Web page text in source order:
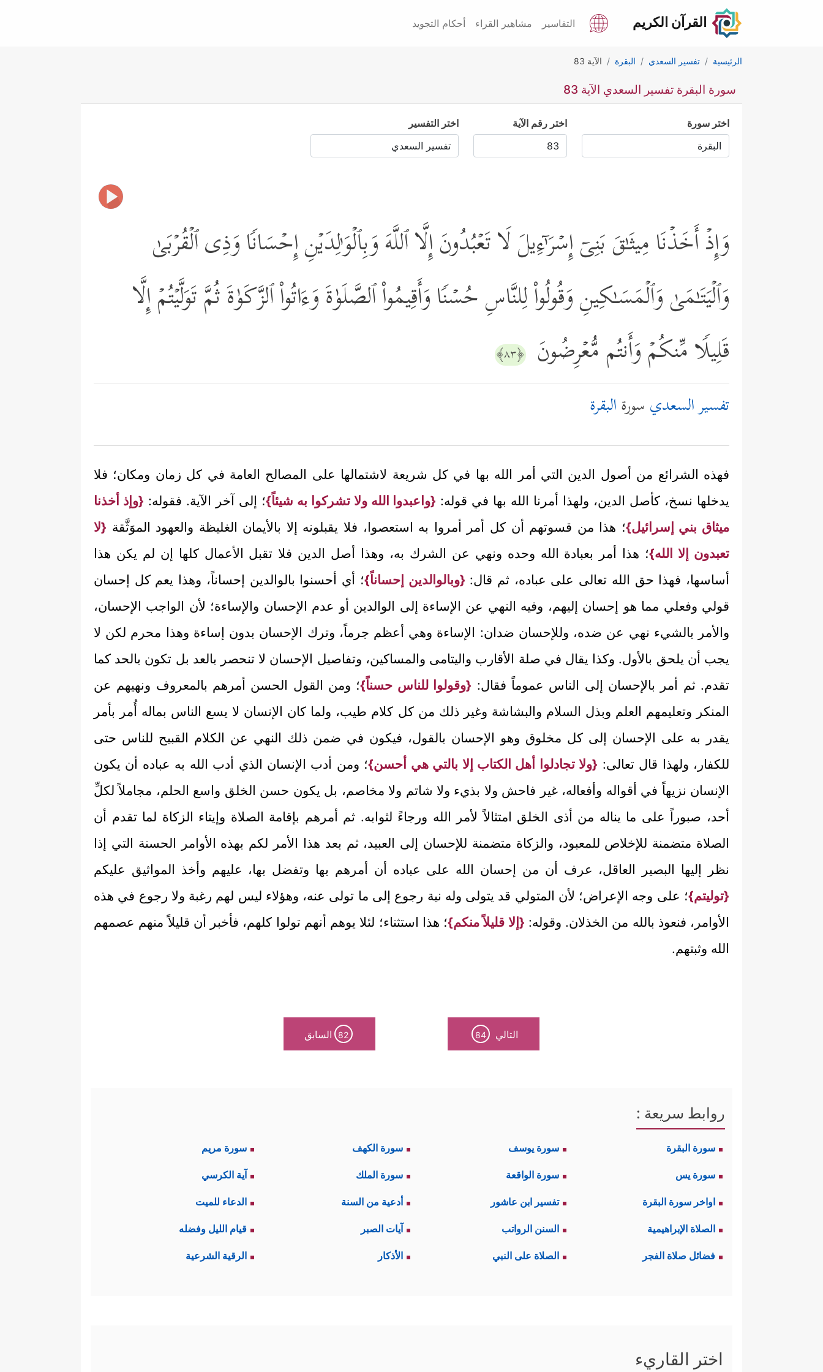
القرآن الكريم التفاسير مشاهير القراء أحكام التجويد
الرئيسية تفسير السعدي البقرة الآية 83
سورة البقرة تفسير السعدي الآية 83
اختر سورة اختر رقم الآية اختر التفسير
وَإِذۡ أَخَذۡنَا مِیثَـٰقَ بَنِیۤ إِسۡرَ ٰ⁠ۤءِیلَ لَا تَعۡبُدُونَ إِلَّا ٱللَّهَ وَبِٱلۡوَ ٰ⁠لِدَیۡنِ إِحۡسَانࣰا وَذِی ٱلۡقُرۡبَىٰ
وَٱلۡیَتَـٰمَىٰ وَٱلۡمَسَـٰكِینِ وَقُولُواْ لِلنَّاسِ حُسۡنࣰا وَأَقِیمُواْ ٱلصَّلَوٰةَ وَءَاتُواْ ٱلزَّكَوٰةَ ثُمَّ تَوَلَّیۡتُمۡ إِلَّا
قَلِیلࣰا مِّنكُمۡ وَأَنتُم مُّعۡرِضُونَ ﴿٨٣﴾
تفسير السعدي سورةالبقرة
فهذه الشرائع من أصول الدين التي أمر الله بها في كل شريعة لاشتمالها على المصالح العامة في كل زمان ومكان؛ فلا
يدخلها نسخ، كأصل الدين، ولهذا أمرنا الله بها في قوله: {واعبدوا الله ولا تشركوا به شيئاً}؛ إلى آخر الآية. فقوله: {وإذ أخذنا
ميثاق بني إسرائيل}؛ هذا من قسوتهم أن كل أمر أمروا به استعصوا، فلا يقبلونه إلا بالأيمان الغليظة والعهود الموَثَّقة {لا
تعبدون إلا الله}؛ هذا أمر بعبادة الله وحده ونهي عن الشرك به، وهذا أصل الدين فلا تقبل الأعمال كلها إن لم يكن هذا
أساسها، فهذا حق الله تعالى على عباده، ثم قال: {وبالوالدين إحساناً}؛ أي أحسنوا بالوالدين إحساناً، وهذا يعم كل إحسان
قولي وفعلي مما هو إحسان إليهم، وفيه النهي عن الإساءة إلى الوالدين أو عدم الإحسان والإساءة؛ لأن الواجب الإحسان،
والأمر بالشيء نهي عن ضده، وللإحسان ضدان: الإساءة وهي أعظم جرماً، وترك الإحسان بدون إساءة وهذا محرم لكن لا
يجب أن يلحق بالأول. وكذا يقال في صلة الأقارب واليتامى والمساكين، وتفاصيل الإحسان لا تنحصر بالعد بل تكون بالحد كما
تقدم. ثم أمر بالإحسان إلى الناس عموماً فقال: {وقولوا للناس حسناً}؛ ومن القول الحسن أمرهم بالمعروف ونهيهم عن
المنكر وتعليمهم العلم وبذل السلام والبشاشة وغير ذلك من كل كلام طيب، ولما كان الإنسان لا يسع الناس بماله أُمر بأمر
يقدر به على الإحسان إلى كل مخلوق وهو الإحسان بالقول، فيكون في ضمن ذلك النهي عن الكلام القبيح للناس حتى
للكفار، ولهذا قال تعالى: {ولا تجادلوا أهل الكتاب إلا بالتي هي أحسن}؛ ومن أدب الإنسان الذي أدب الله به عباده أن يكون
الإنسان نزيهاً في أقواله وأفعاله، غير فاحش ولا بذيء ولا شاتم ولا مخاصم، بل يكون حسن الخلق واسع الحلم، مجاملاً لكلِّ
أحد، صبوراً على ما يناله من أذى الخلق امتثالاً لأمر الله ورجاءً لثوابه. ثم أمرهم بإقامة الصلاة وإيتاء الزكاة لما تقدم أن
الصلاة متضمنة للإخلاص للمعبود، والزكاة متضمنة للإحسان إلى العبيد، ثم بعد هذا الأمر لكم بهذه الأوامر الحسنة التي إذا
نظر إليها البصير العاقل، عرف أن من إحسان الله على عباده أن أمرهم بها وتفضل بها، عليهم وأخذ المواثيق عليكم
{توليتم}؛ على وجه الإعراض؛ لأن المتولي قد يتولى وله نية رجوع إلى ما تولى عنه، وهؤلاء ليس لهم رغبة ولا رجوع في هذه
الأوامر، فنعوذ بالله من الخذلان. وقوله: {إلا قليلاً منكم}؛ هذا استثناء؛ لئلا يوهم أنهم تولوا كلهم، فأخبر أن قليلاً منهم عصمهم
الله وثبتهم.
التالي 84
82 السابق
روابط سريعة :
سورة البقرة سورة يوسف سورة الكهف سورة مريم
سورة يس سورة الواقعة سورة الملك آية الكرسي
اواخر سورة البقرة تفسير ابن عاشور أدعية من السنة الدعاء للميت
الصلاة الإبراهيمية السنن الرواتب آيات الصبر قيام الليل وفضله
فضائل صلاة الفجر الصلاة على النبي الأذكار الرقية الشرعية
اختر القاريء